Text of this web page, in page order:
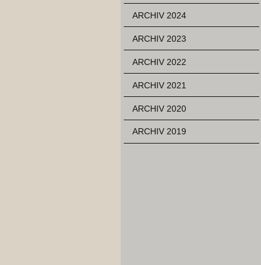
ARCHIV 2024
ARCHIV 2023
ARCHIV 2022
ARCHIV 2021
ARCHIV 2020
ARCHIV 2019